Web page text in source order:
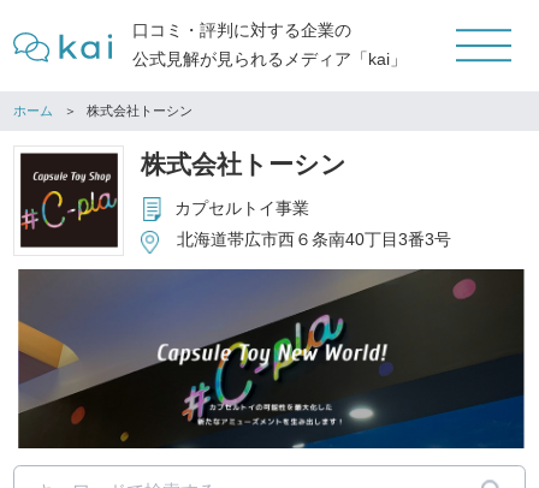
口コミ・評判に対する企業の
公式見解が見られるメディア「kai」
ホーム 株式会社トーシン
株式会社トーシン
カプセルトイ事業
北海道帯広市西６条南40丁目3番3号